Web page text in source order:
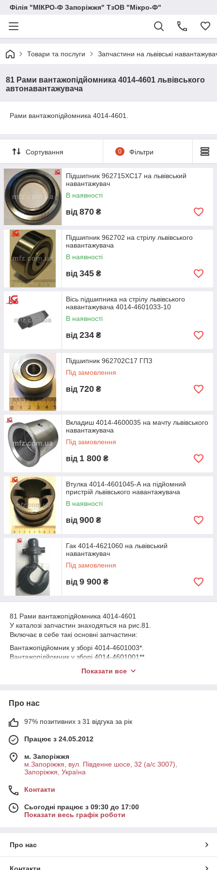
Філія "МІКРО-Ф Запоріжжя" ТзОВ "Мікро-Ф"
Товари та послуги Запчастини на львівські
81 Рами вантажопідйомника 4014-4601 львівського
автонавантажувача
Рами вантажопідйомника 4014-4601.
Сортування 0 Фільтри
Підшипник 962715ХС17 на львівський
навантажувач
В наявності
від 870 ₴
Підшипник 962702 на стрілу львівського
навантажувача
В наявності
від 345 ₴
Вісь підшипника на стрілу львівського
навантажувача 4014-4601033-10
В наявності
від 234 ₴
Підшипник 962702С17 ГПЗ
Під замовлення
від 720 ₴
Вкладиш 4014-4600035 на мачту львівського
навантажувача
Під замовлення
від 1 800 ₴
Втулка 4014-4601045-А на підйомний
пристрій львівського навантажувача
В наявності
від 900 ₴
Гак 4014-4621060 на львівський
навантажувач
Під замовлення
від 9 900 ₴
81 Рами вантажопідйомника 4014-4601
У каталозі запчастин знаходяться на рис.81.
Включає в себе такі основні запчастини:
Вантажопідйомник у зборі 4014-4601003*.
Вантажопідйомник у зборі 4014-4601001**.
Рама внутрішня 4014-4601015*.
2. Рама зовнішня з підшипниками в зборі 4014-4601006*.
Рама зовнішня з підшипниками в зборі 4014П-4601004**.
3. Підшипник 962715ХС17.
5. Підшипник 926702С17
6. Шайба 4014-4601091.
7. Вісь підшипника 4014-4601033-10.
8. Шайба регулювальна 4014-4600030.
9. Вкладиш 4014-4600035.
10. Опора 4045-4613102.
11. вісь підшипника вантажопідйомника (приварюється)
Показати все
Про нас
97% позитивних з 31 відгука за рік
Працює з 24.05.2012
м. Запоріжжя
м.Запоріжжя, вул. Південне шосе, 32 (а/с 3007),
Запоріжжя, Україна
Контакти
Сьогодні працює з 09:30 до 17:00
Показати весь графік роботи
Про нас